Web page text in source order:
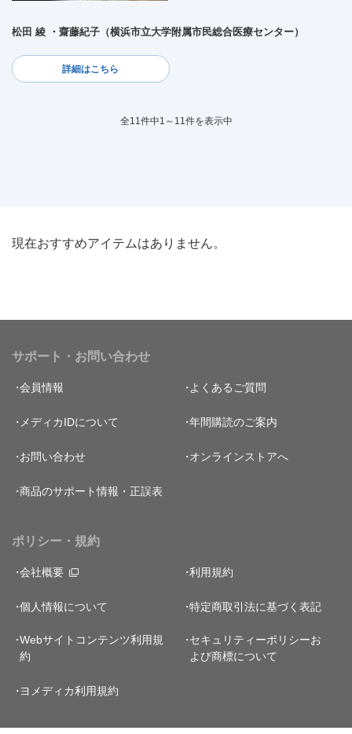
松田 綾 ・齋藤紀子（横浜市立大学附属市民総合医療センター）
詳細はこちら
全11件中1～11件を表示中
現在おすすめアイテムはありません。
サポート・お問い合わせ
会員情報 よくあるご質問
メディカIDについて 年間購読のご案内
お問い合わせ オンラインストアへ
商品のサポート情報・正誤表
ポリシー・規約
会社概要 利用規約
個人情報について 特定商取引法に基づく表記
Webサイトコンテンツ利用規
約
セキュリティーポリシーお
よび商標について
ヨメディカ利用規約